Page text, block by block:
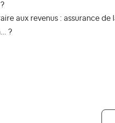
aux revenus : assurance de
?